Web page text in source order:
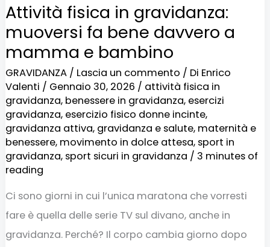
Attività fisica in gravidanza:
muoversi fa bene davvero a
mamma e bambino
GRAVIDANZA/ Lascia un commento / Di Enrico
Valenti / Gennaio 30, 2026 / attività fisica in
gravidanza, benessere in gravidanza, esercizi
gravidanza, esercizio fisico donne incinte,
gravidanza attiva, gravidanza e salute, maternità e
benessere, movimento in dolce attesa, sport in
gravidanza, sport sicuri in gravidanza / 3 minutes of
reading
Ci sono giorni in cui l’unica maratona che vorresti
fare è quella delle serie TV sul divano, anche in
gravidanza. Perché? Il corpo cambia giorno dopo
e
bambino